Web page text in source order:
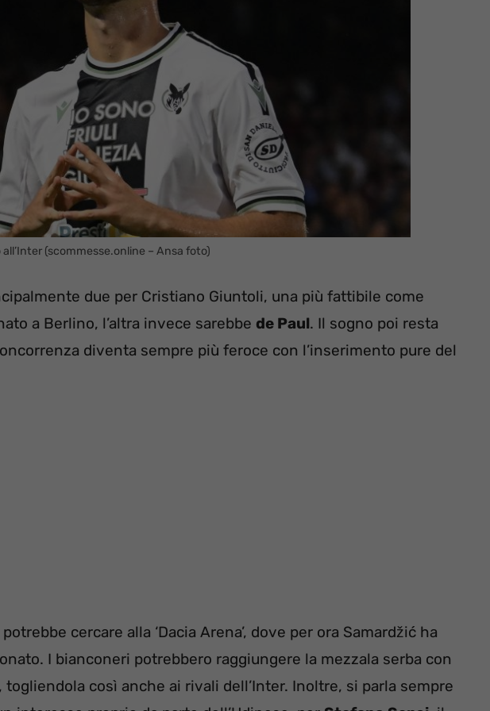
(scommesse.online – Ansa foto)
due per Cristiano Giuntoli, una più fattibile come
a Berlino, l’altra invece sarebbe de Paul. Il sogno poi resta
diventa sempre più feroce con l’inserimento pure del
cercare alla ‘Dacia Arena’, dove per ora Samardžić ha
I bianconeri potrebbero raggiungere la mezzala serba con
, togliendola così anche ai rivali dell’Inter. Inoltre, si parla sempre